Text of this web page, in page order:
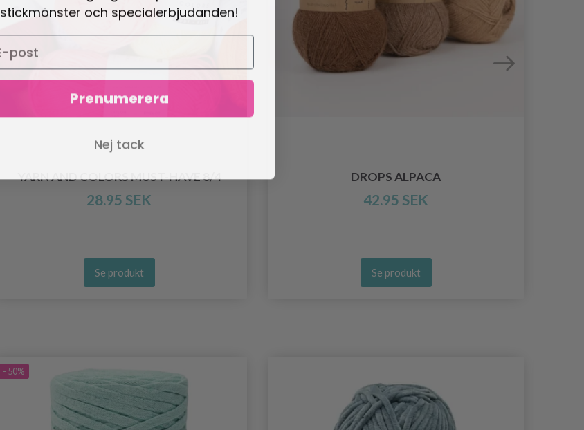
YARN AND COLORS MUST-HAVE 8/4
28.95 SEK
Se produkt
DROPS ALPACA
42.95 SEK
Se produkt
- 50%
stickmönster och specialerbjudanden!
Prenumerera
Nej tack